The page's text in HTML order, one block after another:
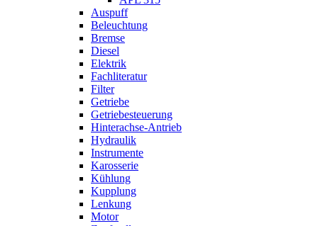
Auspuff
Beleuchtung
Bremse
Diesel
Elektrik
Fachliteratur
Filter
Getriebe
Getriebesteuerung
Hinterachse-Antrieb
Hydraulik
Instrumente
Karosserie
Kühlung
Kupplung
Lenkung
Motor